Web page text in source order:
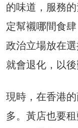
的味道，服務
定幫襯哪間食
政治立場放在
就會退化，以後
現時，在香港
多。黃店也要